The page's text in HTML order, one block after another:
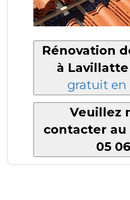
Rénovation
à Lavillatte
gratuit en
Veuillez
contacter au
05 06